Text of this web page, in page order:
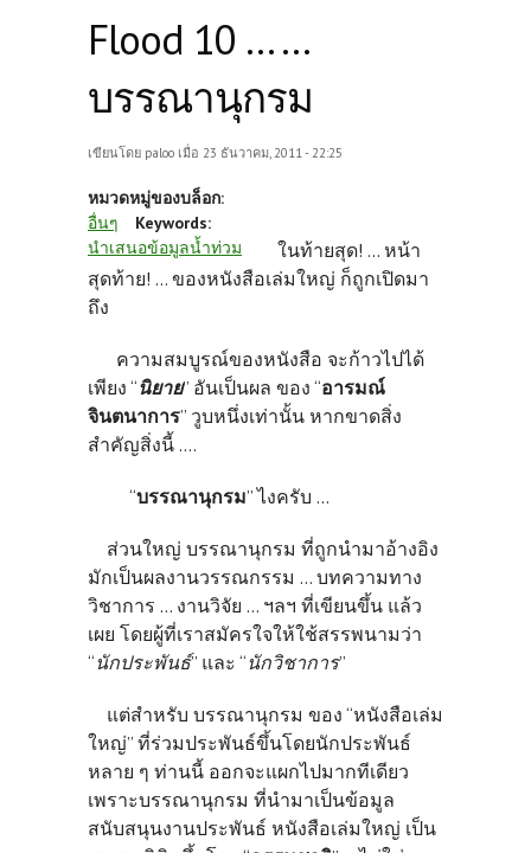
Flood 10 … ...
บรรณานุกรม
เขียนโดย paloo เมื่อ 23 ธันวาคม, 2011 - 22:25
หมวดหมู่ของบล็อก:
อื่นๆ
Keywords:
นำเสนอข้อมูลน้ำท่วม
ในท้ายสุด! ... หน้า
สุดท้าย! ... ของหนังสือเล่มใหญ่ ก็ถูกเปิดมา
ถึง
ความสมบูรณ์ของหนังสือ จะก้าวไปได้
เพียง “นิยาย” อันเป็นผล ของ “อารมณ์
จินตนาการ” วูบหนึ่งเท่านั้น หากขาดสิ่ง
สำคัญสิ่งนี้ ....
“บรรณานุกรม” ไงครับ ...
ส่วนใหญ่ บรรณานุกรม ที่ถูกนำมาอ้างอิง
มักเป็นผลงานวรรณกรรม ... บทความทาง
วิชาการ ... งานวิจัย ... ฯลฯ ที่เขียนขึ้น แล้ว
เผย โดยผู้ที่เราสมัครใจให้ใช้สรรพนามว่า
“นักประพันธ์” และ “นักวิชาการ”
แต่สำหรับ บรรณานุกรม ของ “หนังสือเล่ม
ใหญ่” ที่ร่วมประพันธ์ขึ้นโดยนักประพันธ์
หลาย ๆ ท่านนี้ ออกจะแผกไปมากทีเดียว
เพราะบรรณานุกรม ที่นำมาเป็นข้อมูล
สนับสนุนงานประพันธ์ หนังสือเล่มใหญ่ เป็น